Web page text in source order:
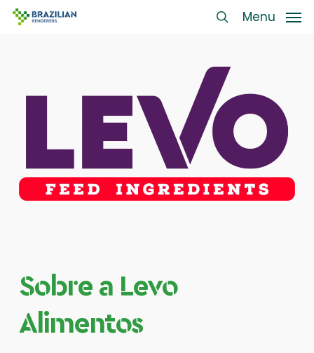
Skip
Menu
Sobre a Levo
Alimentos
Menu